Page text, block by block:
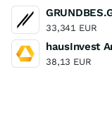
33,341 EUR
hausInvest
38,13 EUR